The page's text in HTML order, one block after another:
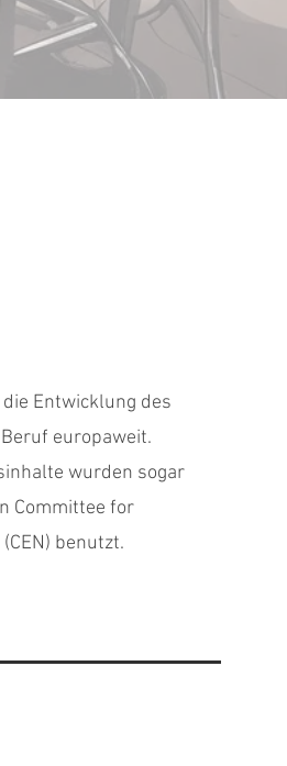
Entwicklung des
europaweit.
wurden sogar
Committee for
benutzt.